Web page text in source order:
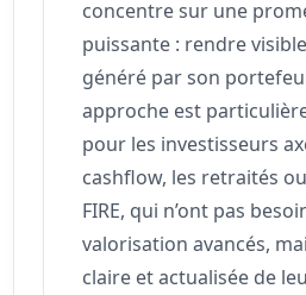
concentre sur une
puissante : rendre
généré par son
approche est
pour les investisseurs
cashflow, les retraités
FIRE, qui n’ont pas
valorisation avancés,
claire et actualisée de